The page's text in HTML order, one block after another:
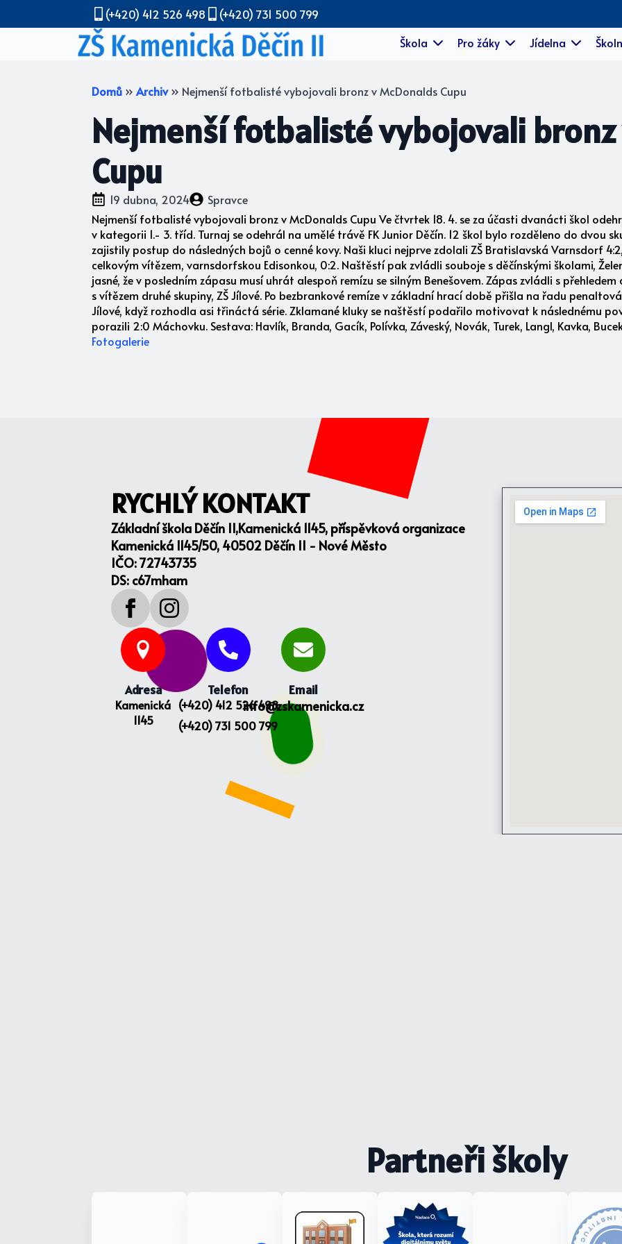
(+420) 412 526 498
(+420) 731 500 799
Škola
Pro žáky Jídelna
Domů » Archiv » Nejmenší fotbalisté vybojovali bronz v McDonalds Cupu
Nejmenší fotbalisté vybojovali bronz
Cupu
19 dubna, 2024
Spravce
Nejmenší fotbalisté vybojovali bronz v McDonalds Cupu Ve čtvrtek 18. 4. se za účasti dvanácti škol
v kategorii 1.- 3. tříd. Turnaj se odehrál na umělé trávě FK Junior Děčín. 12 škol bylo rozděleno do dvou
zajistily postup do následných bojů o cenné kovy. Naši kluci nejprve zdolali ZŠ Bratislavská Varnsdorf
celkovým vítězem, varnsdorfskou Edisonkou, 0:2. Naštěstí pak zvládli souboje s děčínskými školami,
jasné, že v posledním zápasu musí uhrát alespoň remízu se silným Benešovem. Zápas zvládli s
s vítězem druhé skupiny, ZŠ Jílové. Po bezbrankové remíze v základní hrací době přišla na řadu
Jílové, když rozhodla asi třináctá série. Zklamané kluky se naštěstí podařilo motivovat k následnému
porazili 2:0 Máchovku. Sestava: Havlík, Branda, Gacík, Polívka, Záveský, Novák, Turek, Langl, Kavka,
Fotogalerie
RYCHLÝ KONTAKT
Základní škola Děčín II,Kamenická 1145, příspěvková organizace
Kamenická 1145/50, 40502 Děčín II - Nové Město
IČO: 72743735
DS: c67mham
Adresa
Kamenická
1145
Telefon
(+420) 412 526 498
(+420) 731 500 799
Email
info@zskamenicka.cz
Partneři školy